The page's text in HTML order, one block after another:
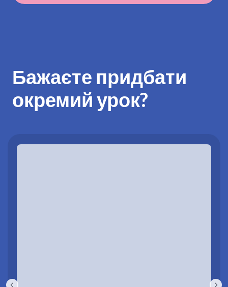
Бажаєте придбати
окремий урок?